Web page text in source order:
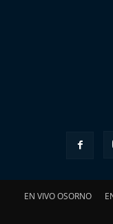
EN VIVO OSORNO